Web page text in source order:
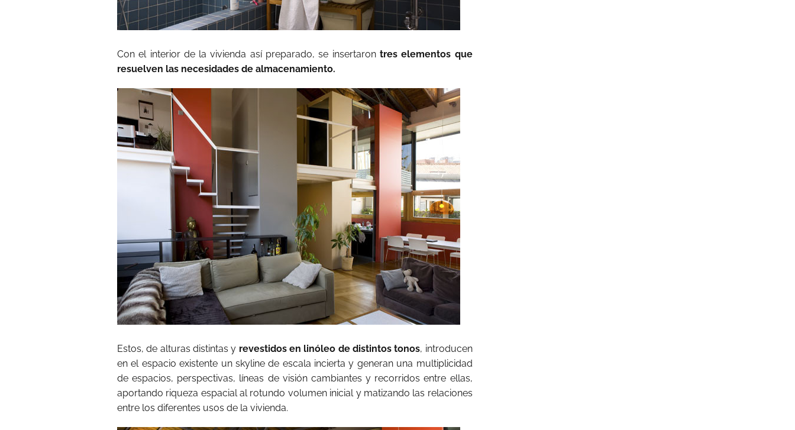
Con el interior de la vivienda así preparado, se insertaron tres elementos que
resuelven las necesidades de almacenamiento.
Estos, de alturas distintas y revestidos en linóleo de distintos tonos, introducen
en el espacio existente un skyline de escala incierta y generan una multiplicidad
de espacios, perspectivas, líneas de visión cambiantes y recorridos entre ellas,
aportando riqueza espacial al rotundo volumen inicial y matizando las relaciones
entre los diferentes usos de la vivienda.